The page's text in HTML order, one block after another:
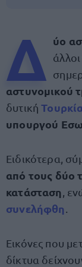
Δ ύο
αστυνομικού
δυτική
υπουργού
Ειδικότερα,
από τους δύο
κατάσταση ,
συνελήφθη
Εικόνες που
δίκτυα